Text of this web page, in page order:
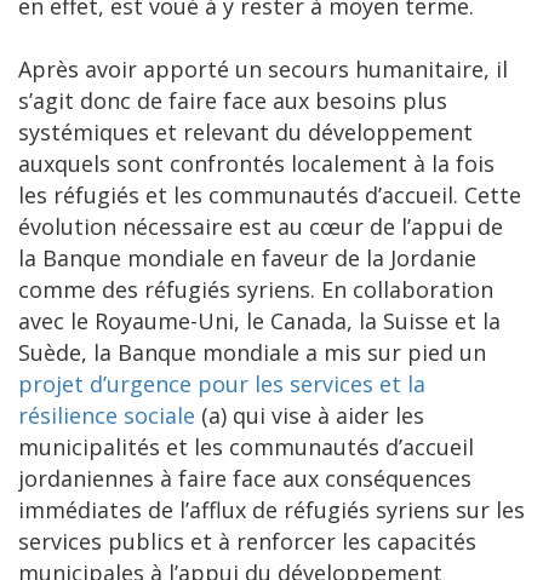
en effet, est voué à y rester à moyen terme.
Après avoir apporté un secours humanitaire, il
s’agit donc de faire face aux besoins plus
systémiques et relevant du développement
auxquels sont confrontés localement à la fois
les réfugiés et les communautés d’accueil. Cette
évolution nécessaire est au cœur de l’appui de
la Banque mondiale en faveur de la Jordanie
comme des réfugiés syriens. En collaboration
avec le Royaume-Uni, le Canada, la Suisse et la
Suède, la Banque mondiale a mis sur pied un
projet d’urgence pour les services et la
résilience sociale (a) qui vise à aider les
municipalités et les communautés d’accueil
jordaniennes à faire face aux conséquences
immédiates de l’afflux de réfugiés syriens sur les
services publics et à renforcer les capacités
municipales à l’appui du développement